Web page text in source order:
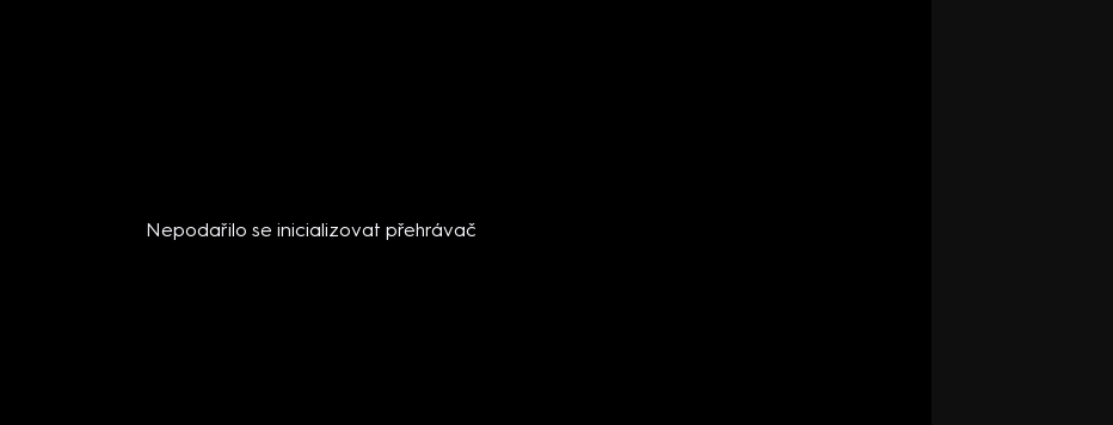
Nepodařilo se inicializovat přehrávač